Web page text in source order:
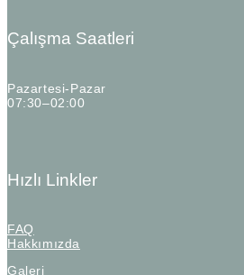
Çalışma Saatleri
Pazartesi-Pazar
07:30–02:00
Hızlı Linkler
FAQ
Hakkımızda
Galeri